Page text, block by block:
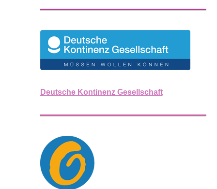
Deutsche Kontinenz Gesellschaft